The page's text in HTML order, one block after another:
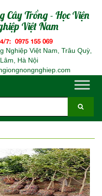
Cây Trồng - Học Viện
Việt Nam
7: 0975 155 069
Nghiệp Việt Nam, Trâu Quỳ,
Hà Nội